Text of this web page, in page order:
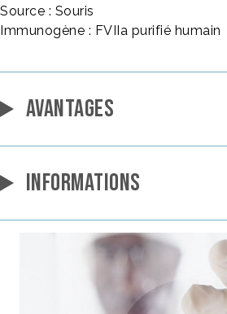
Source : Souris
Immunogène : FVIIa purifié humain
AVANTAGES
INFORMATIONS